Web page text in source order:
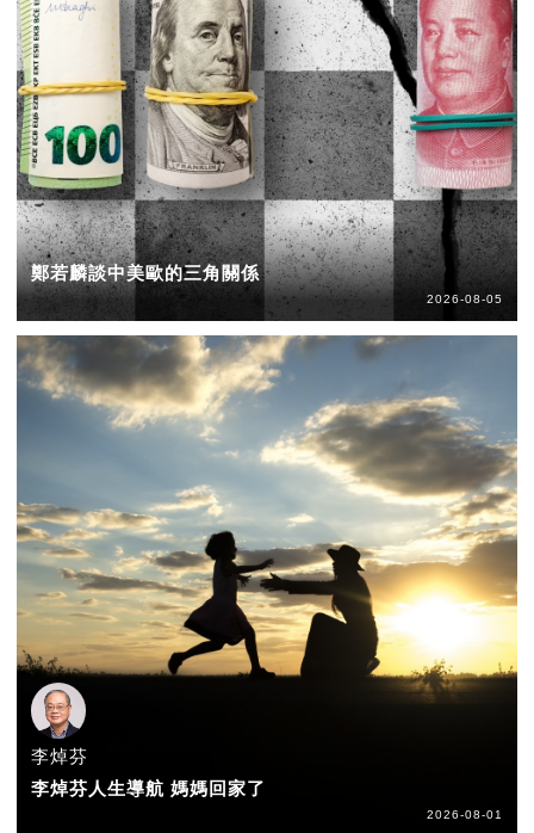
鄭若麟談中美歐的三角關係
2026-08-05
李焯芬
李焯芬人生導航 媽媽回家了
2026-08-01